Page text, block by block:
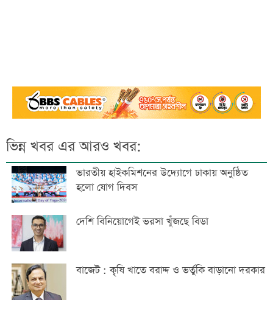
ভিন্ন খবর এর আরও খবর:
ভারতীয় হাইকমিশনের উদ্যোগে ঢাকায় অনুষ্ঠিত
হলো যোগ দিবস
দেশি বিনিয়োগেই ভরসা খুঁজছে বিডা
বাজেট : কৃষি খাতে বরাদ্দ ও ভর্তুকি বাড়ানো দরকার